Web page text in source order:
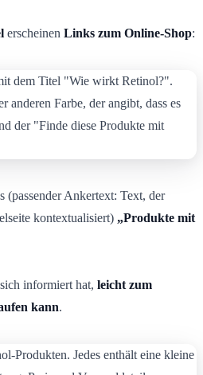
erscheinen Links zum Online-Shop:
Ankertext: Text, der
kontextualisiert) „Produkte mit
informiert hat, leicht zum
kann.